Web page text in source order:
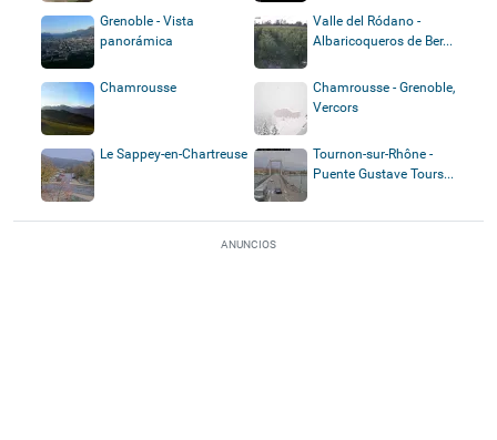
Grenoble - Vista
panorámica
Valle del Ródano -
Albaricoqueros de Ber...
Chamrousse
Chamrousse - Grenoble,
Vercors
Le Sappey-en-Chartreuse
Tournon-sur-Rhône -
Puente Gustave Tours...
ANUNCIOS